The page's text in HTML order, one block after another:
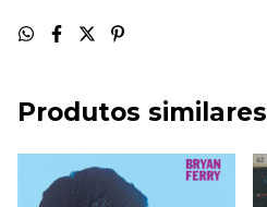
Produtos similares